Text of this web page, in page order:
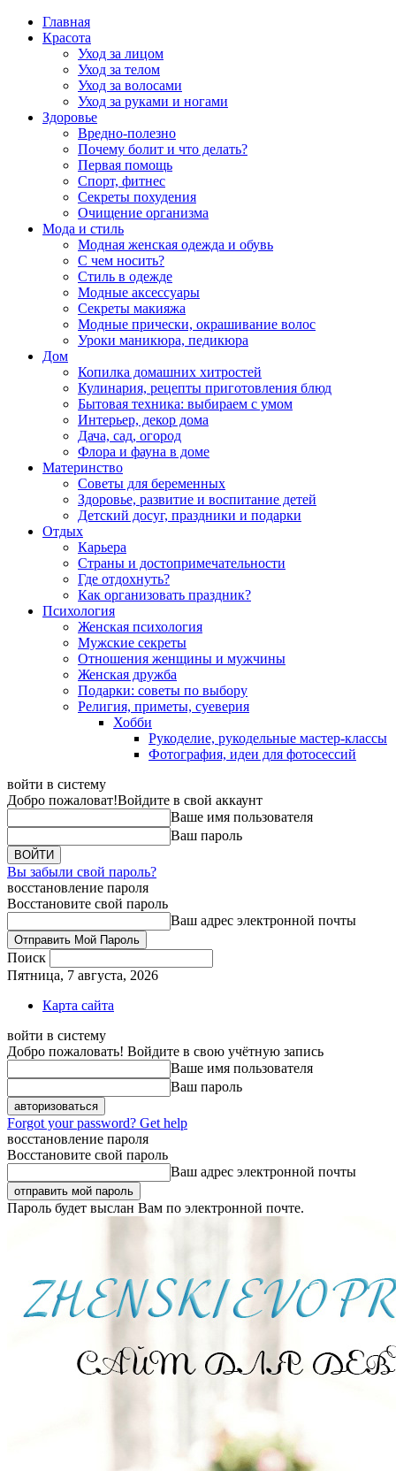
Главная
Красота
Уход за лицом
Уход за телом
Уход за волосами
Уход за руками и ногами
Здоровье
Вредно-полезно
Почему болит и что делать?
Первая помощь
Спорт, фитнес
Секреты похудения
Очищение организма
Мода и стиль
Модная женская одежда и обувь
С чем носить?
Стиль в одежде
Модные аксессуары
Секреты макияжа
Модные прически, окрашивание волос
Уроки маникюра, педикюра
Дом
Копилка домашних хитростей
Кулинария, рецепты приготовления блюд
Бытовая техника: выбираем с умом
Интерьер, декор дома
Дача, сад, огород
Флора и фауна в доме
Материнство
Советы для беременных
Здоровье, развитие и воспитание детей
Детский досуг, праздники и подарки
Отдых
Карьера
Страны и достопримечательности
Где отдохнуть?
Как организовать праздник?
Психология
Женская психология
Мужские секреты
Отношения женщины и мужчины
Женская дружба
Подарки: советы по выбору
Религия, приметы, суеверия
Хобби
Рукоделие, рукодельные мастер-классы
Фотография, идеи для фотосессий
войти в систему
Добро пожаловат!Войдите в свой аккаунт
Ваше имя пользователя
Ваш пароль
Вы забыли свой пароль?
восстановление пароля
Восстановите свой пароль
Ваш адрес электронной почты
Поиск
Пятница, 7 августа, 2026
Карта сайта
войти в систему
Добро пожаловать! Войдите в свою учётную запись
Ваше имя пользователя
Ваш пароль
Forgot your password? Get help
восстановление пароля
Восстановите свой пароль
Ваш адрес электронной почты
Пароль будет выслан Вам по электронной почте.